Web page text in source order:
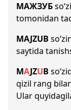
МАЖЗУБ
tomonidan
MAJZUB
saytida
MAJZUB
qizil rang
Ular